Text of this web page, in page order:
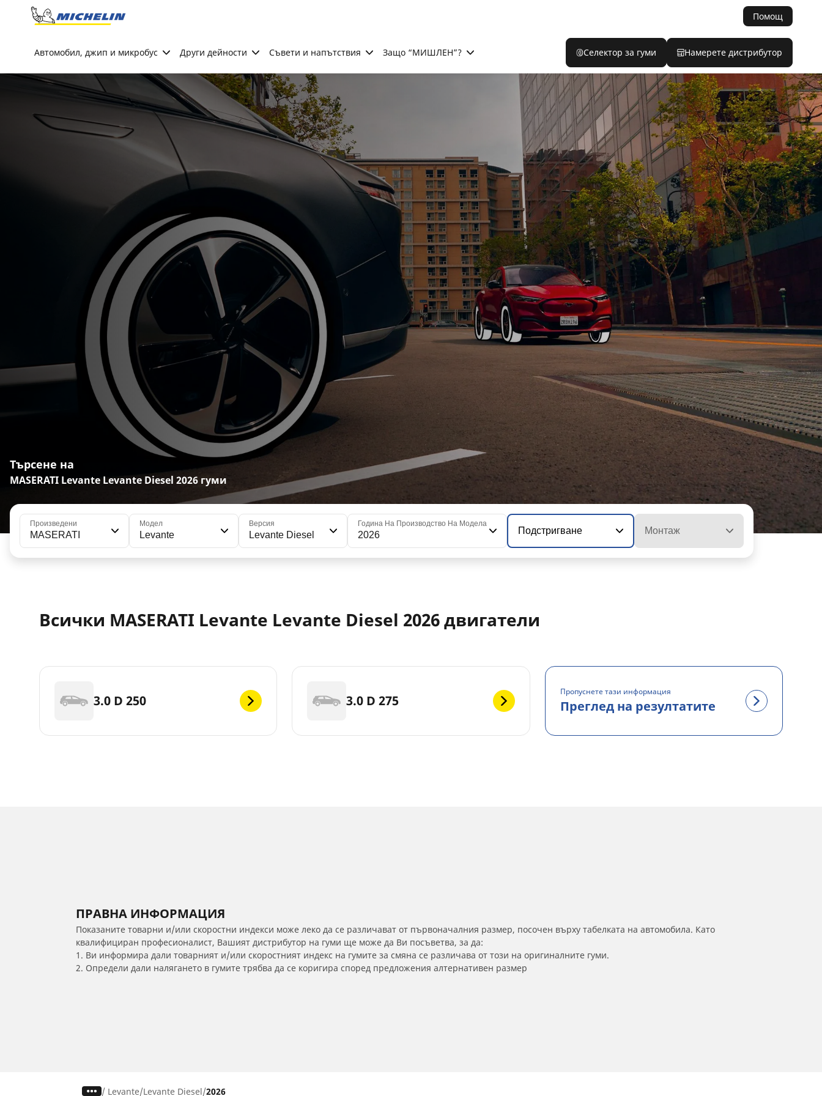
Go to page content
Помощ
Автомобил, джип и микробус Други дейности Съвети и напътствия Защо “МИШЛЕН”? Селектор за гуми Намерете дистрибутор
Търсене на
MASERATI Levante Levante Diesel 2026 гуми
Произведени
MASERATI
Модел
Levante
Версия
Levante Diesel
Година На Производство На Модела
2026 Подстригване Монтаж
Всички MASERATI Levante Levante Diesel 2026 двигатели
3.0 D 250 3.0 D 275
Пропуснете тази информация
Преглед на резултатите
ПРАВНА ИНФОРМАЦИЯ
Показаните товарни и/или скоростни индекси може леко да се различават от първоначалния размер, посочен върху табелката на автомобила. Като
квалифициран професионалист, Вашият дистрибутор на гуми ще може да Ви посъветва, за да:
1. Ви информира дали товарният и/или скоростният индекс на гумите за смяна се различава от този на оригиналните гуми.
2. Определи дали налягането в гумите трябва да се коригира според предложения алтернативен размер
/ Levante Levante Diesel 2026